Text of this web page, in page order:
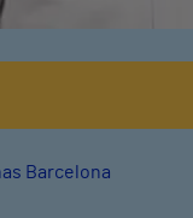
Barcelona